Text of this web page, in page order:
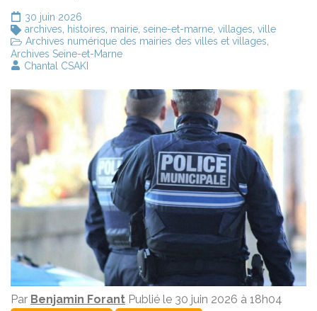
30 juin 2026
archives
histoires mairie seine-et-marne villages ville
Archives numérique des mairies des villes et villages
Archives Seine-et-Marne
Chantal CSAKI
Par Benjamin Forant Publié le 30 juin 2026 à 18h04